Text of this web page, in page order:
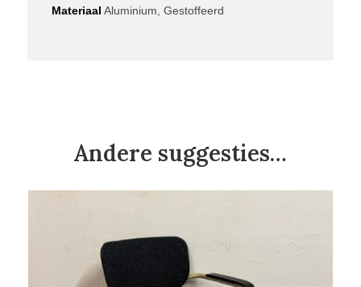
Materiaal Aluminium, Gestoffeerd
Andere suggesties…